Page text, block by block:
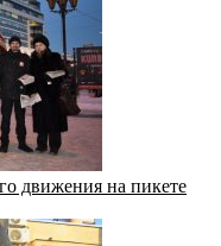
движения на пикете